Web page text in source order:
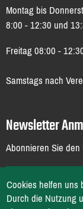
Montag bis
8:00 - 12:30 und
Freitag 08:00 -
Samstags nach
Newsletter
Abonnieren Sie
ZUR
Cookies helfen
Durch die Nutzung